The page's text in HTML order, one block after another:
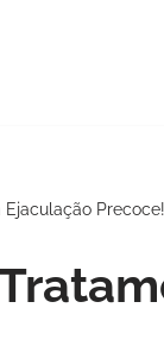
Precoce!